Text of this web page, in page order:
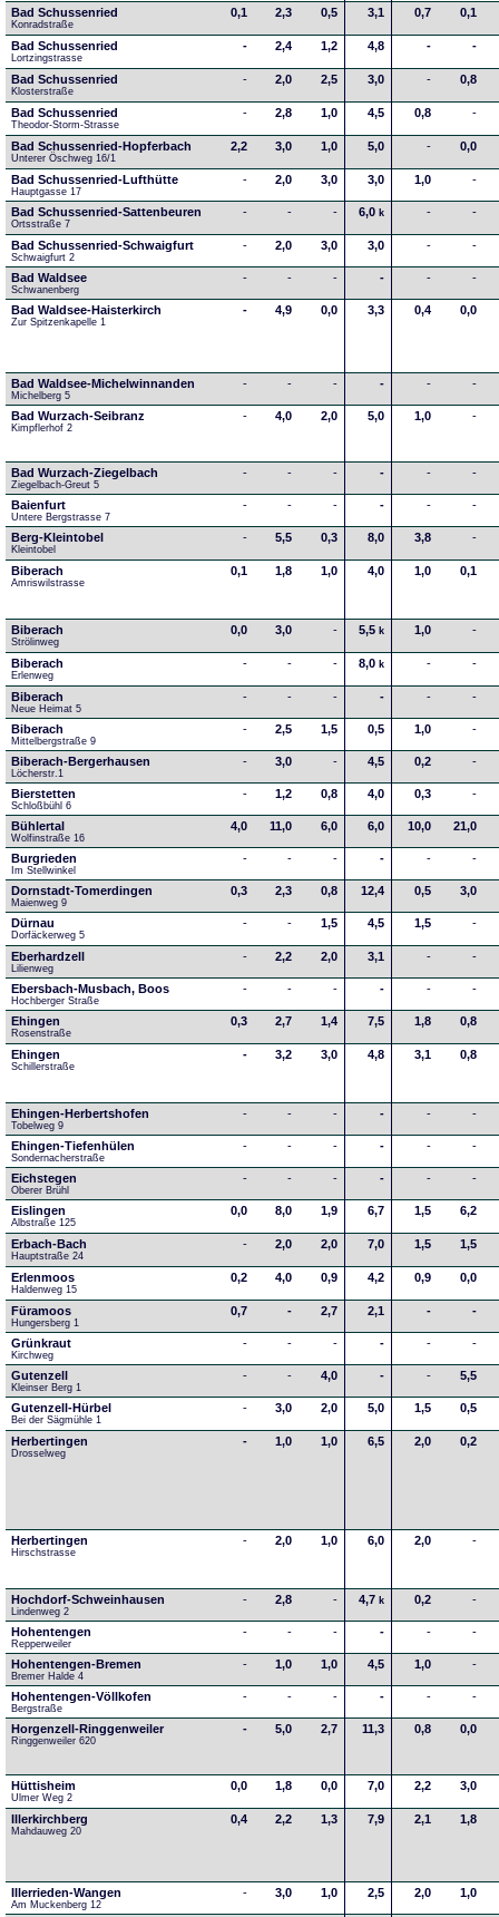
Bad Schussenried
Konradstraße
0,1 2,3 0,5 3,1 0,7 0,1
Bad Schussenried
Lortzingstrasse
- 2,4 1,2 4,8 - -
Bad Schussenried
Klosterstraße
- 2,0 2,5 3,0 - 0,8
Bad Schussenried
Theodor-Storm-Strasse
- 2,8 1,0 4,5 0,8 -
Bad Schussenried-Hopferbach
Unterer Öschweg 16/1
2,2 3,0 1,0 5,0 - 0,0
Bad Schussenried-Lufthütte
Hauptgasse 17
- 2,0 3,0 3,0 1,0 -
Bad Schussenried-Sattenbeuren
Ortsstraße 7
- - - 6,0k - -
Bad Schussenried-Schwaigfurt
Schwaigfurt 2
- 2,0 3,0 3,0 - -
Bad Waldsee
Schwanenberg
- - - - - -
Bad Waldsee-Haisterkirch
Zur Spitzenkapelle 1
- 4,9 0,0 3,3 0,4 0,0
Bad Waldsee-Michelwinnanden
Michelberg 5
- - - - - -
Bad Wurzach-Seibranz
Kimpflerhof 2
- 4,0 2,0 5,0 1,0 -
Bad Wurzach-Ziegelbach
Ziegelbach-Greut 5
- - - - - -
Baienfurt
Untere Bergstrasse 7
- - - - - -
Berg-Kleintobel
Kleintobel
- 5,5 0,3 8,0 3,8 -
Biberach
Amriswilstrasse
0,1 1,8 1,0 4,0 1,0 0,1
Biberach
Strölinweg
0,0 3,0 - 5,5k 1,0 -
Biberach
Erlenweg
- - - 8,0k - -
Biberach
Neue Heimat 5
- - - - - -
Biberach
Mittelbergstraße 9
- 2,5 1,5 0,5 1,0 -
Biberach-Bergerhausen
Löcherstr.1
- 3,0 - 4,5 0,2 -
Bierstetten
Schloßbühl 6
- 1,2 0,8 4,0 0,3 -
Bühlertal
Wolfinstraße 16
4,0 11,0 6,0 6,0 10,0 21,0
Burgrieden
Im Stellwinkel
- - - - - -
Dornstadt-Tomerdingen
Maienweg 9
0,3 2,3 0,8 12,4 0,5 3,0
Dürnau
Dorfäckerweg 5
- - 1,5 4,5 1,5 -
Eberhardzell
Lilienweg
- 2,2 2,0 3,1 - -
Ebersbach-Musbach, Boos
Hochberger Straße
- - - - - -
Ehingen
Rosenstraße
0,3 2,7 1,4 7,5 1,8 0,8
Ehingen
Schillerstraße
- 3,2 3,0 4,8 3,1 0,8
Ehingen-Herbertshofen
Tobelweg 9
- - - - - -
Ehingen-Tiefenhülen
Sondernacherstraße
- - - - - -
Eichstegen
Oberer Brühl
- - - - - -
Eislingen
Albstraße 125
0,0 8,0 1,9 6,7 1,5 6,2
Erbach-Bach
Hauptstraße 24
- 2,0 2,0 7,0 1,5 1,5
Erlenmoos
Haldenweg 15
0,2 4,0 0,9 4,2 0,9 0,0
Füramoos
Hungersberg 1
0,7 - 2,7 2,1 - -
Grünkraut
Kirchweg
- - - - - -
Gutenzell
Kleinser Berg 1
- - 4,0 - - 5,5
Gutenzell-Hürbel
Bei der Sägmühle 1
- 3,0 2,0 5,0 1,5 0,5
Herbertingen
Drosselweg
- 1,0 1,0 6,5 2,0 0,2
Herbertingen
Hirschstrasse
- 2,0 1,0 6,0 2,0 -
Hochdorf-Schweinhausen
Lindenweg 2
- 2,8 - 4,7k 0,2 -
Hohentengen
Repperweiler
- - - - - -
Hohentengen-Bremen
Bremer Halde 4
- 1,0 1,0 4,5 1,0 -
Hohentengen-Völlkofen
Bergstraße
- - - - - -
Horgenzell-Ringgenweiler
Ringgenweiler 620
- 5,0 2,7 11,3 0,8 0,0
Hüttisheim
Ulmer Weg 2
0,0 1,8 0,0 7,0 2,2 3,0
Illerkirchberg
Mahdauweg 20
0,4 2,2 1,3 7,9 2,1 1,8
Illerrieden-Wangen
Am Muckenberg 12
- 3,0 1,0 2,5 2,0 1,0